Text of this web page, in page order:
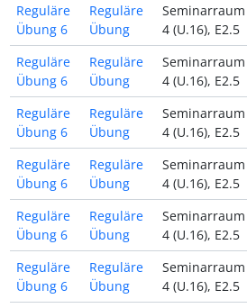
Reguläre
Übung 6
Reguläre
Übung
Seminarraum
4 (U.16), E2.5
Reguläre
Übung 6
Reguläre
Übung
Seminarraum
4 (U.16), E2.5
Reguläre
Übung 6
Reguläre
Übung
Seminarraum
4 (U.16), E2.5
Reguläre
Übung 6
Reguläre
Übung
Seminarraum
4 (U.16), E2.5
Reguläre
Übung 6
Reguläre
Übung
Seminarraum
4 (U.16), E2.5
Reguläre
Übung 6
Reguläre
Übung
Seminarraum
4 (U.16), E2.5